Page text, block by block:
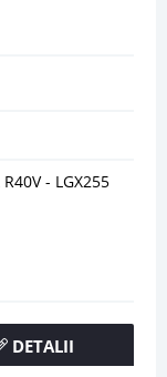
R40V - LGX255
DETALII